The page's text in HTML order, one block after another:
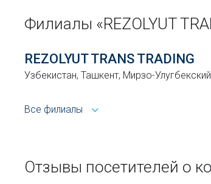
Филиалы «REZOLYUT
REZOLYUT TRANS TRADING
Узбекистан, Ташкент, Мирзо-
Все филиалы
Отзывы посетителей о